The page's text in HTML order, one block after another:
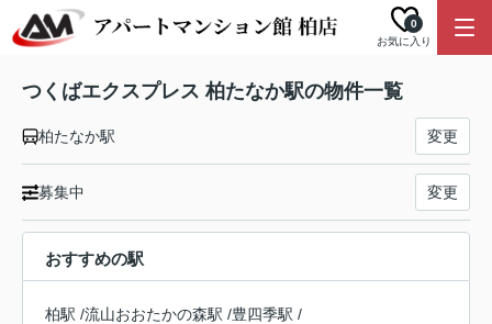
お気に入り
0
つくばエクスプレス 柏たなか駅の物件一覧
柏たなか駅 変更
募集中 変更
おすすめの駅
柏駅 /流山おおたかの森駅 /豊四季駅 /